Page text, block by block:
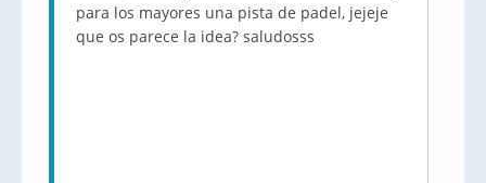
para los mayores una pista de padel, jejeje
que os parece la idea? saludosss